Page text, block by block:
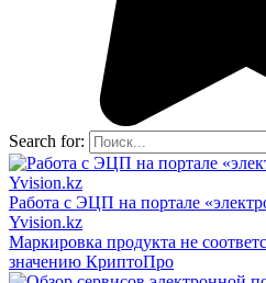
Search for:
Работа с ЭЦП на портале
Yvision.kz
Маркировка продукта не
значению КриптоПро